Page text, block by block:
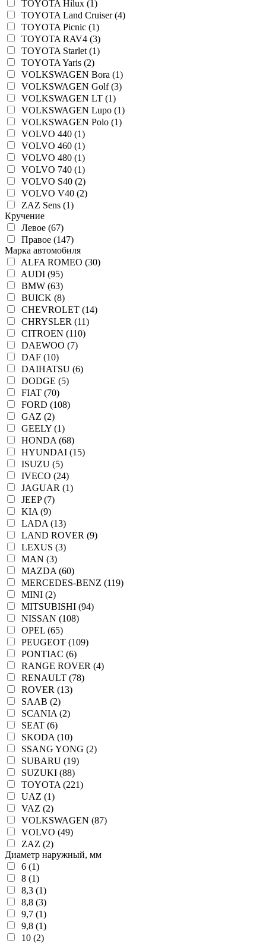
TOYOTA Hilux (1)
TOYOTA Land Cruiser (4)
TOYOTA Picnic (1)
TOYOTA RAV4 (3)
TOYOTA Starlet (1)
TOYOTA Yaris (2)
VOLKSWAGEN Bora (1)
VOLKSWAGEN Golf (3)
VOLKSWAGEN LT (1)
VOLKSWAGEN Lupo (1)
VOLKSWAGEN Polo (1)
VOLVO 440 (1)
VOLVO 460 (1)
VOLVO 480 (1)
VOLVO 740 (1)
VOLVO S40 (2)
VOLVO V40 (2)
ZAZ Sens (1)
Кручение
Левое (67)
Правое (147)
Марка автомобиля
ALFA ROMEO (30)
AUDI (95)
BMW (63)
BUICK (8)
CHEVROLET (14)
CHRYSLER (11)
CITROEN (110)
DAEWOO (7)
DAF (10)
DAIHATSU (6)
DODGE (5)
FIAT (70)
FORD (108)
GAZ (2)
GEELY (1)
HONDA (68)
HYUNDAI (15)
ISUZU (5)
IVECO (24)
JAGUAR (1)
JEEP (7)
KIA (9)
LADA (13)
LAND ROVER (9)
LEXUS (3)
MAN (3)
MAZDA (60)
MERCEDES-BENZ (119)
MINI (2)
MITSUBISHI (94)
NISSAN (108)
OPEL (65)
PEUGEOT (109)
PONTIAC (6)
RANGE ROVER (4)
RENAULT (78)
ROVER (13)
SAAB (2)
SCANIA (2)
SEAT (6)
SKODA (10)
SSANG YONG (2)
SUBARU (19)
SUZUKI (88)
TOYOTA (221)
UAZ (1)
VAZ (2)
VOLKSWAGEN (87)
VOLVO (49)
ZAZ (2)
Диаметр наружный, мм
6 (1)
8 (1)
8,3 (1)
8,8 (3)
9,7 (1)
9,8 (1)
10 (2)